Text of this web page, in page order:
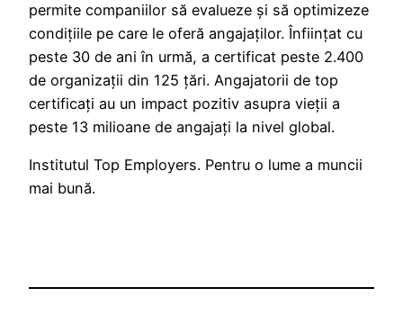
permite companiilor să evalueze și să optimizeze
condițiile pe care le oferă angajaților. Înființat cu
peste 30 de ani în urmă, a certificat peste 2.400
de organizații din 125 țări. Angajatorii de top
certificați au un impact pozitiv asupra vieții a
peste 13 milioane de angajați la nivel global.
Institutul Top Employers. Pentru o lume a muncii
mai bună.